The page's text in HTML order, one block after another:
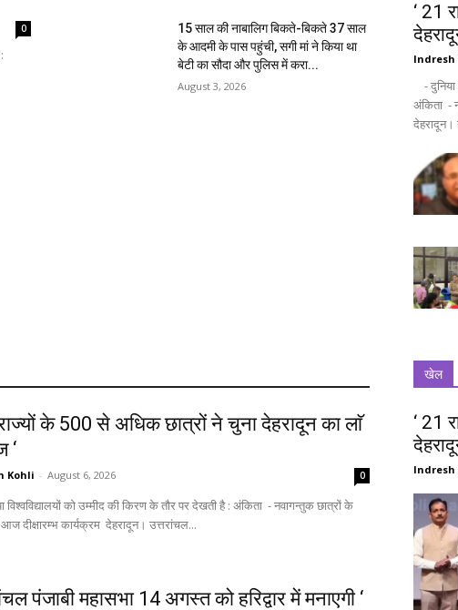
0
15 साल की नाबालिग बिकते-बिकते 37 साल
के आदमी के पास पहुंची, सगी मां ने किया था
बेटी का सौदा और पुलिस में करा...
August 3, 2026
‘ 21
Indresh
- दुनिया
अंकिता -
देहरादून।
के 500 से अधिक छात्रों ने चुना देहरादून का लाॅ
‘
Kohli - August 6, 2026 0
स्वागत में आज दीक्षारम्भ कार्यक्रम देहरादून। उत्तरांचल...
पंजाबी महासभा 14 अगस्त को हरिद्वार में मनाएगी ‘
खेल
‘ 21
Indresh